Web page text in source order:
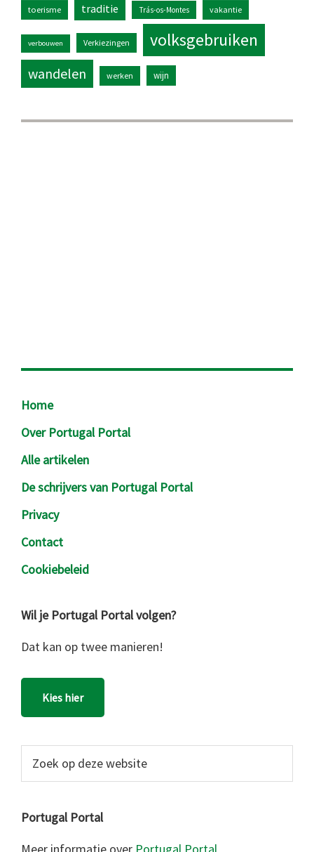
toerisme traditie Trás-os-Montes vakantie
verbouwen Verkiezingen volksgebruiken
wandelen werken wijn
Footer
Home
Over Portugal Portal
Alle artikelen
De schrijvers van Portugal Portal
Privacy
Contact
Cookiebeleid
Wil je Portugal Portal volgen?
Dat kan op twee manieren!
Kies hier
website
Portugal Portal
Meer informatie over Portugal Portal